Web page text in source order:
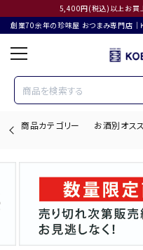
5,400円(税込)以上お買
創業70余年の珍味屋 おつまみ専門店│
商品カテゴリー お酒別オス
ACCOUNT MENU